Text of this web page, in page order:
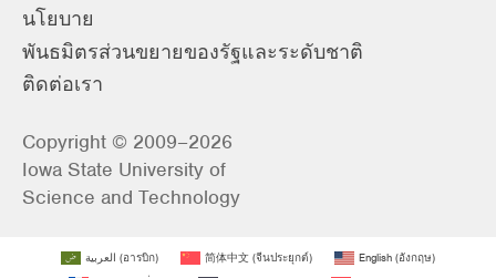
นโยบาย
พันธมิตรส่วนขยายของรัฐและระดับชาติ
ติดต่อเรา
Copyright © 2009–2026
Iowa State University of
Science and Technology
العربية (อารบิก) 简体中文 (จีนประยุกต์) English (อังกฤษ)